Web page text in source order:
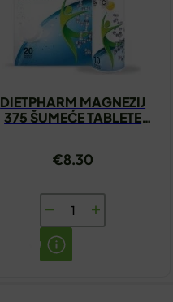
DIETPHARM MAGNEZIJ
375 ŠUMEĆE TABLETE
€8.30
DIETPHARM
MAGNEZIJ
375